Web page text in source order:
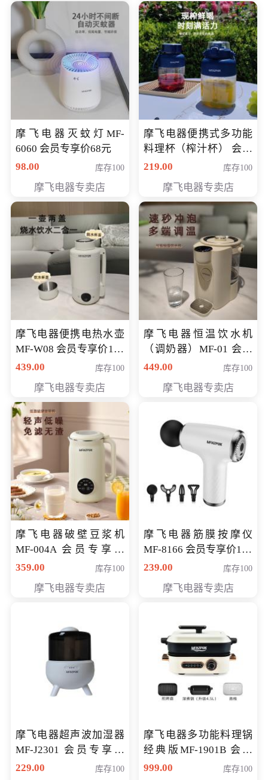
摩飞电器灭蚊灯MF-
6060 会员专享价68元
98.00
库存100
摩飞电器专卖店
摩飞电器便携式多功能
料理杯（榨汁杯） 会员
专享价118元
219.00 库存100
摩飞电器专卖店
摩飞电器便携电热水壶
MF-W08 会员专享价198
元
439.00 库存100
摩飞电器专卖店
摩飞电器恒温饮水机
（调奶器）MF-01 会员
专享价366元
449.00 库存100
摩飞电器专卖店
摩飞电器破壁豆浆机
MF-004A 会员专享价
168元
359.00 库存100
摩飞电器专卖店
摩飞电器筋膜按摩仪
MF-8166 会员专享价168
元
239.00 库存100
摩飞电器专卖店
摩飞电器超声波加湿器
MF-J2301 会员专享价
168元
229.00 库存100
摩飞电器多功能料理锅
经典版MF-1901B 会员
专享价399元
999.00 库存100